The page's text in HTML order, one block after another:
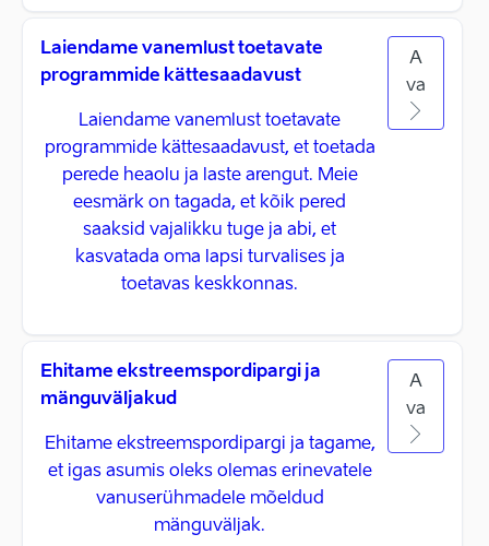
Laiendame vanemlust toetavate
programmide kättesaadavust
Laiendame vanemlust toetavate
programmide kättesaadavust, et toetada
perede heaolu ja laste arengut. Meie
eesmärk on tagada, et kõik pered
saaksid vajalikku tuge ja abi, et
kasvatada oma lapsi turvalises ja
toetavas keskkonnas.
A
va
Ehitame ekstreemspordipargi ja
mänguväljakud
Ehitame ekstreemspordipargi ja tagame,
et igas asumis oleks olemas erinevatele
vanuserühmadele mõeldud
mänguväljak.
A
va